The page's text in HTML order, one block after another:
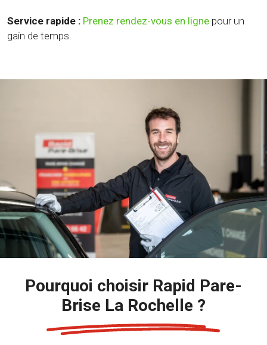
Service rapide : Prenez rendez-vous en ligne pour un
gain de temps.
Pourquoi choisir Rapid Pare-
Brise La Rochelle ?